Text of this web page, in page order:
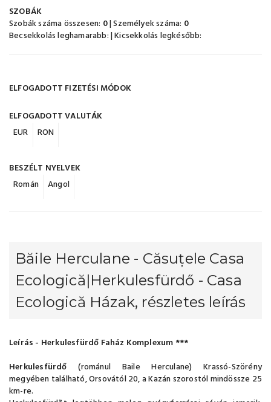
SZOBÁK
Szobák száma összesen: 0| Személyek száma: 0
Becsekkolás leghamarabb:| Kicsekkolás legkésőbb:
ELFOGADOTT FIZETÉSI MÓDOK
ELFOGADOTT VALUTÁK
EUR
RON
BESZÉLT NYELVEK
Román
Angol
Băile Herculane - Căsuțele Casa
Ecologică|Herkulesfürdő - Casa
Ecologică Házak, részletes leírás
Leírás - Herkulesfürdő Faház Komplexum ***
Herkulesfürdő (románul Baile Herculane) Krassó-Szörény
megyében található, Orsovától 20, a Kazán szorostól mindössze 25
km-re.